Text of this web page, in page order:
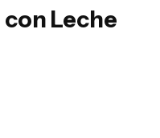
Leche